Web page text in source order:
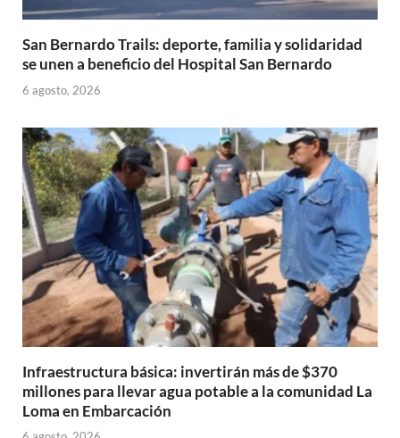
San Bernardo Trails: deporte, familia y solidaridad
se unen a beneficio del Hospital San Bernardo
6 agosto, 2026
Infraestructura básica: invertirán más de $370
millones para llevar agua potable a la comunidad La
Loma en Embarcación